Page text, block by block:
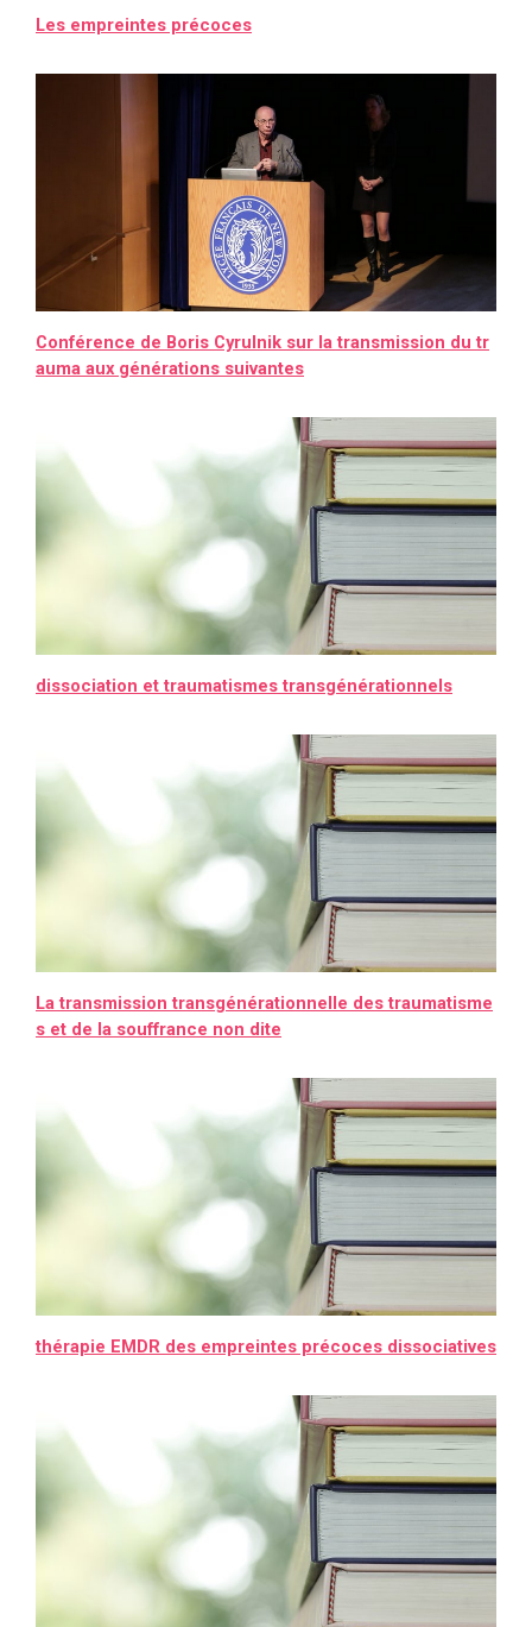
Les empreintes précoces
Conférence de Boris Cyrulnik sur la transmission du tr
auma aux générations suivantes
dissociation et traumatismes transgénérationnels
La transmission transgénérationnelle des traumatisme
s et de la souffrance non dite
thérapie EMDR des empreintes précoces dissociatives